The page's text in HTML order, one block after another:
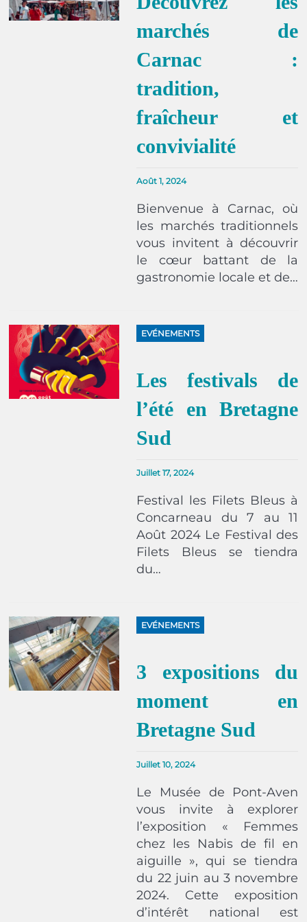
marchés de
Carnac :
tradition,
fraîcheur et
convivialité
Août 1, 2024
Bienvenue à Carnac, où
les marchés traditionnels
vous invitent à découvrir
le cœur battant de la
gastronomie locale et de…
EVÉNEMENTS
Les festivals de
l’été en Bretagne
Sud
Juillet 17, 2024
Festival les Filets Bleus à
Concarneau du 7 au 11
Août 2024 Le Festival des
Filets Bleus se tiendra
du…
EVÉNEMENTS
3 expositions du
moment en
Bretagne Sud
Juillet 10, 2024
Le Musée de Pont-Aven
vous invite à explorer
l’exposition « Femmes
chez les Nabis de fil en
aiguille », qui se tiendra
du 22 juin au 3 novembre
2024. Cette exposition
d’intérêt national est